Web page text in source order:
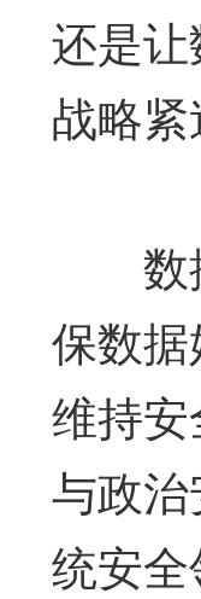
还是
战略
数据
保数
维持
与政
统安